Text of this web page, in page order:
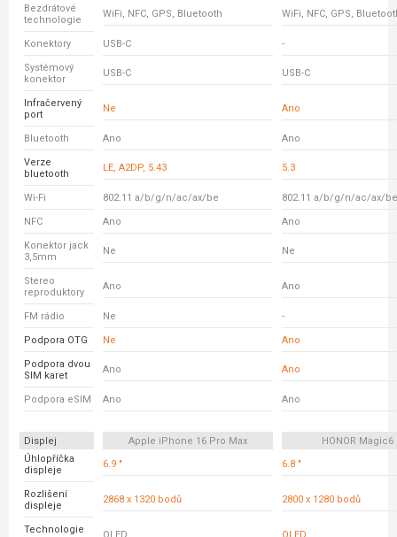
Bezdrátové
technologie
WiFi, NFC, GPS, Bluetooth WiFi, NFC, GPS,
Konektory USB-C -
Systémový
konektor
USB-C USB-C
Infračervený
port
Ne Ano
Bluetooth Ano Ano
Verze
bluetooth
LE, A2DP, 5.43 5.3
Wi-Fi 802.11 a/b/g/n/ac/ax/be 802.11 a/b/g/n/ac/ax/be
NFC Ano Ano
Konektor jack
3,5mm
Ne Ne
Stereo
reproduktory
Ano Ano
FM rádio Ne -
Podpora OTG Ne Ano
Podpora dvou
SIM karet
Ano Ano
Podpora eSIM Ano Ano
Displej Apple iPhone 16 Pro Max
HONOR Magic6
Úhlopříčka
displeje
6.9 " 6.8 "
Rozlišení
displeje
2868 x 1320 bodů 2800 x 1280 bodů
Technologie